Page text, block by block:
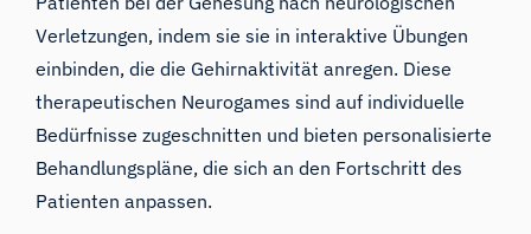
Verletzungen, indem sie sie in interaktive Übungen
einbinden, die die Gehirnaktivität anregen. Diese
therapeutischen Neurogames sind auf individuelle
Bedürfnisse zugeschnitten und bieten personalisierte
Behandlungspläne, die sich an den Fortschritt des
Patienten anpassen.